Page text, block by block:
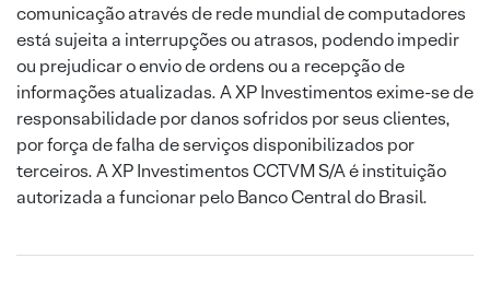
comunicação através de rede mundial de computadores
está sujeita a interrupções ou atrasos, podendo impedir
ou prejudicar o envio de ordens ou a recepção de
informações atualizadas. A XP Investimentos exime-se de
responsabilidade por danos sofridos por seus clientes,
por força de falha de serviços disponibilizados por
terceiros. A XP Investimentos CCTVM S/A é instituição
autorizada a funcionar pelo Banco Central do Brasil.